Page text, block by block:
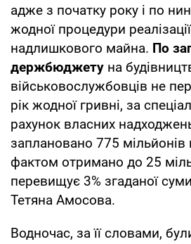
адже з початку року і по
жодної процедури
надлишкового майна. По
держбюджету на
військовослужбовців не
рік жодної гривні, за
рахунок власних
заплановано 775 мільйонів
фактом отримано до 25
перевищує 3% згаданої
Тетяна Амосова.
Водночас, за її словами,